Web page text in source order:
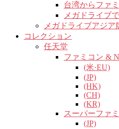
台湾からファ
メガドライブ
メガドライブアジア
コレクション
任天堂
ファミコン &
(米·EU)
(JP)
(HK)
(CH)
(KR)
スーパーファ
(JP)